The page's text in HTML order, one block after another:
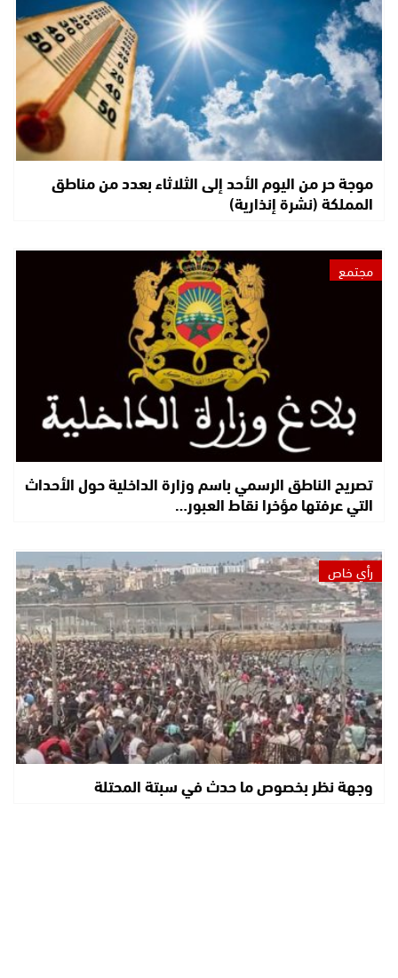
موجة حر من اليوم الأحد إلى الثلاثاء بعدد من مناطق
المملكة (نشرة إنذارية)
مجتمع
تصريح الناطق الرسمي باسم وزارة الداخلية حول الأحداث
التي عرفتها مؤخرا نقاط العبور…
رأي خاص
وجهة نظر بخصوص ما حدث في سبتة المحتلة